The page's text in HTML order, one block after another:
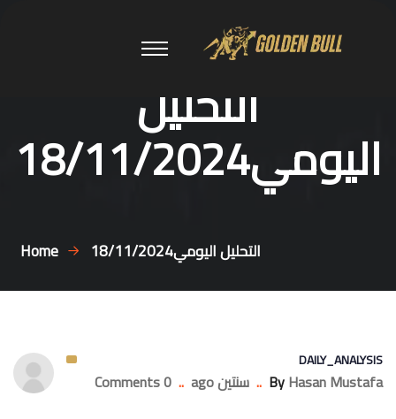
التحليل
اليومي18/11/2024
Home التحليل اليومي18/11/2024
DAILY_ANALYSIS
ByHasan Mustafa
.. سنتين ago ..
0 Comments